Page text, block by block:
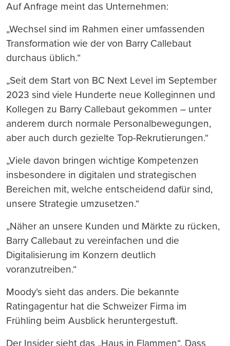
Auf Anfrage meint das Unternehmen:
„Wechsel sind im Rahmen einer umfassenden
Transformation wie der von Barry Callebaut
durchaus üblich.“
„Seit dem Start von BC Next Level im September
2023 sind viele Hunderte neue Kolleginnen und
Kollegen zu Barry Callebaut gekommen – unter
anderem durch normale Personalbewegungen,
aber auch durch gezielte Top-Rekrutierungen.“
„Viele davon bringen wichtige Kompetenzen
insbesondere in digitalen und strategischen
Bereichen mit, welche entscheidend dafür sind,
unsere Strategie umzusetzen.“
„Näher an unsere Kunden und Märkte zu rücken,
Barry Callebaut zu vereinfachen und die
Digitalisierung im Konzern deutlich
voranzutreiben.“
Moody’s sieht das anders. Die bekannte
Ratingagentur hat die Schweizer Firma im
Frühling beim Ausblick heruntergestuft.
Der Insider sieht das „Haus in Flammen“. Dass